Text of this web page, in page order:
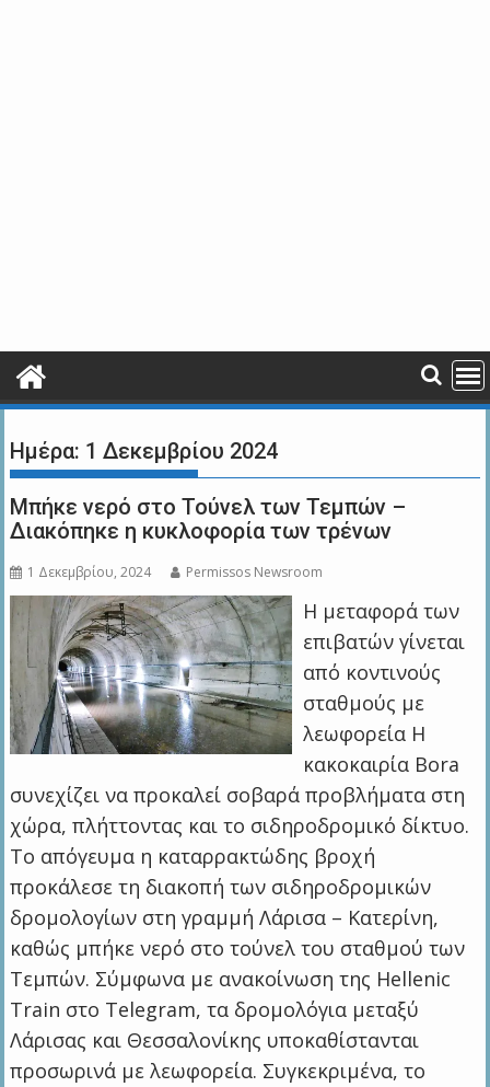
Ημέρα: 1 Δεκεμβρίου 2024
Μπήκε νερό στο Τούνελ των Τεμπών –
Διακόπηκε η κυκλοφορία των τρένων
1 Δεκεμβρίου, 2024 Permissos Newsroom
Η μεταφορά των
επιβατών γίνεται
από κοντινούς
σταθμούς με
λεωφορεία Η
κακοκαιρία Bora
συνεχίζει να προκαλεί σοβαρά προβλήματα στη
χώρα, πλήττοντας και το σιδηροδρομικό δίκτυο.
Το απόγευμα η καταρρακτώδης βροχή
προκάλεσε τη διακοπή των σιδηροδρομικών
δρομολογίων στη γραμμή Λάρισα – Κατερίνη,
καθώς μπήκε νερό στο τούνελ του σταθμού των
Τεμπών. Σύμφωνα με ανακοίνωση της Hellenic
Train στο Telegram, τα δρομολόγια μεταξύ
Λάρισας και Θεσσαλονίκης υποκαθίστανται
προσωρινά με λεωφορεία. Συγκεκριμένα, το